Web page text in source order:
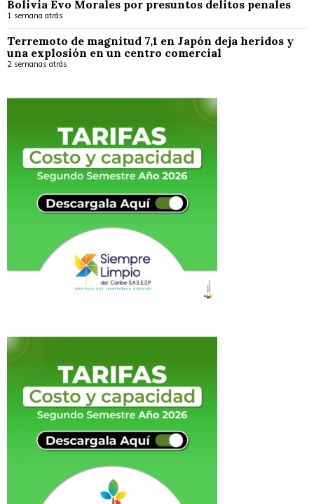
Bolivia Evo Morales por presuntos delitos penales
1 semana atrás
Terremoto de magnitud 7,1 en Japón deja heridos y
una explosión en un centro comercial
2 semanas atrás